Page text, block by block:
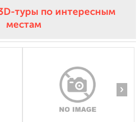
туры по интересным
местам
›